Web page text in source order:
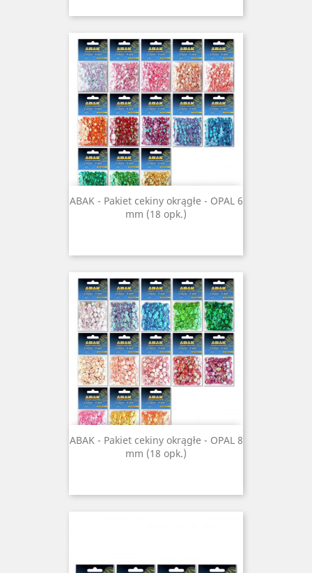
ABAK - Pakiet cekiny okrągłe - OPAL 6
mm (18 opk.)
ABAK - Pakiet cekiny okrągłe - OPAL 8
mm (18 opk.)